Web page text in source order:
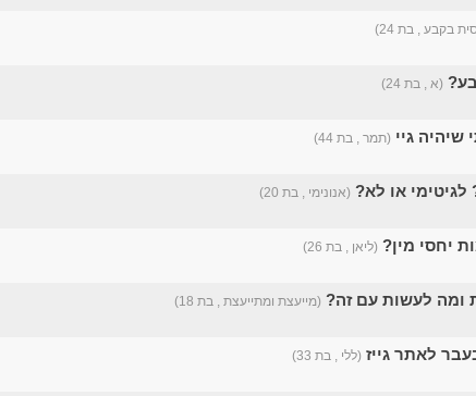
בקבע , בת 24)
(א , בת 24)
(תמר , בת 44)
או לא? (אנונימי , בת 20)
יחסי מין? (ליאן , בת 26)
ומה לעשות עם זה? (מייעצת ומתייעצת , בת 18)
לאתר גייז (ללי , בת 33)